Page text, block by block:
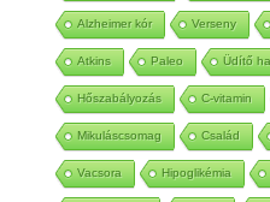
Alzheimer kór Verseny
Atkins Paleo Üdítő
Hőszabályozás C-vitamin
Mikuláscsomag Család
Vacsora Hipoglikémia